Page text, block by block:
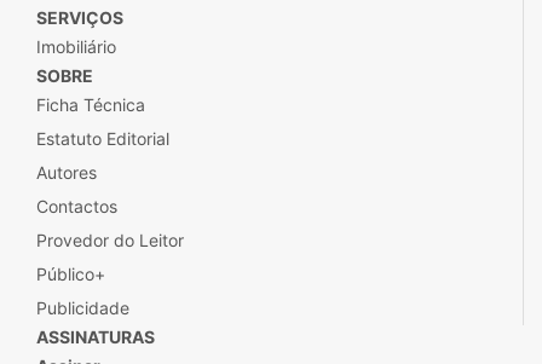
SERVIÇOS
Imobiliário
SOBRE
Ficha Técnica
Estatuto Editorial
Autores
Contactos
Provedor do Leitor
Público+
Publicidade
ASSINATURAS